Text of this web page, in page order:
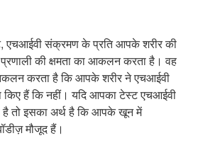
एचआईवी संक्रमण के प्रति आपके शरीर की
प्रणाली की क्षमता का आकलन करता है। वह
करता है कि आपके शरीर ने एचआईवी
किए हैं कि नहीं। यदि आपका टेस्ट एचआईवी
है तो इसका अर्थ है कि आपके खून में
मौजूद हैं।